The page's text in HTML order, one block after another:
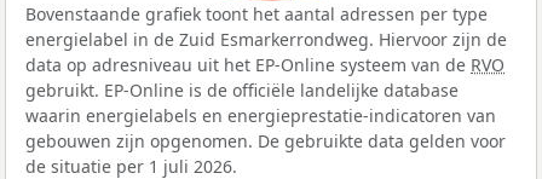
Bovenstaande grafiek toont het aantal adressen per type
energielabel in de Zuid Esmarkerrondweg. Hiervoor zijn de
data op adresniveau uit het EP-Online systeem van de RVO
gebruikt. EP-Online is de officiële landelijke database
waarin energielabels en energieprestatie-indicatoren van
gebouwen zijn opgenomen. De gebruikte data gelden voor
de situatie per 1 juli 2026.